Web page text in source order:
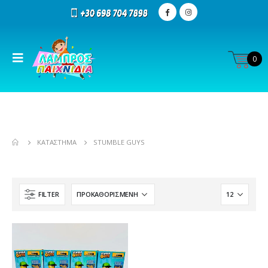
0
ΚΑΤΆΣΤΗΜΑ STUMBLE GUYS
FILTER